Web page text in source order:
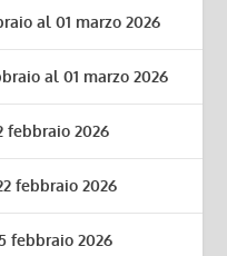
al 01 marzo 2026
al 01 marzo 2026
febbraio 2026
febbraio 2026
febbraio 2026